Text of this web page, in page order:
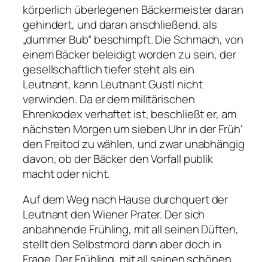
körperlich überlegenen Bäckermeister daran
gehindert, und daran anschließend, als
„dummer Bub“ beschimpft. Die Schmach, von
einem Bäcker beleidigt worden zu sein, der
gesellschaftlich tiefer steht als ein
Leutnant, kann Leutnant Gustl nicht
verwinden. Da er dem militärischen
Ehrenkodex verhaftet ist, beschließt er, am
nächsten Morgen um sieben Uhr in der Früh‘
den Freitod zu wählen, und zwar unabhängig
davon, ob der Bäcker den Vorfall publik
macht oder nicht.
Auf dem Weg nach Hause durchquert der
Leutnant den Wiener Prater. Der sich
anbahnende Frühling, mit all seinen Düften,
stellt den Selbstmord dann aber doch in